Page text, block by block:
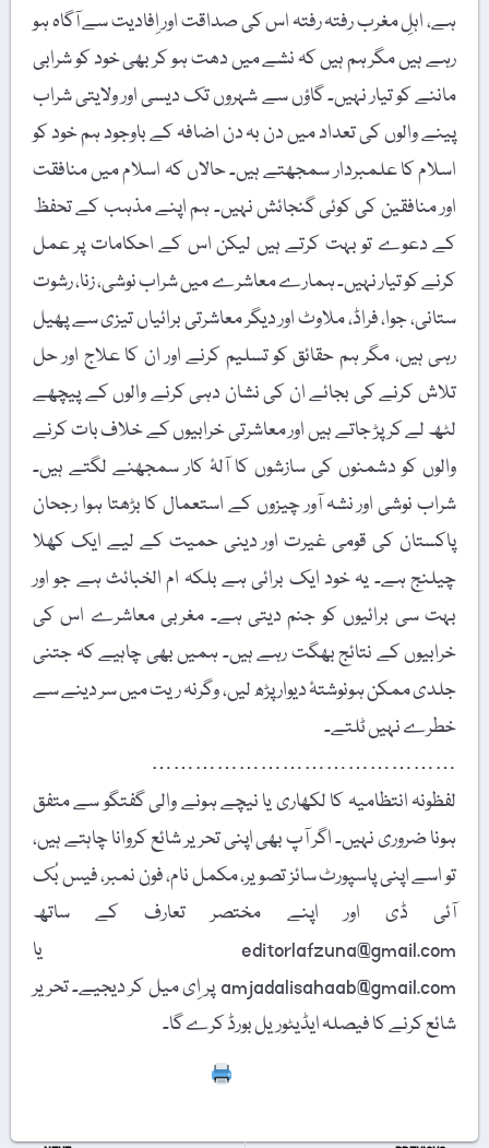
ہے، اہلِ مغرب رفتہ رفتہ اس کی صداقت اور اِفادیت سے آگاہ ہو
رہے ہیں مگر ہم ہیں کہ نشے میں دھت ہو کر بھی خود کو شرابی
ماننے کو تیار نہیں۔ گاؤں سے شہروں تک دیسی اور ولایتی شراب
پینے والوں کی تعداد میں دن بہ دن اضافہ کے باوجود ہم خود کو
اسلام کا علمبردار سمجھتے ہیں۔ حالاں کہ اسلام میں منافقت
اور منافقین کی کوئی گنجائش نہیں۔ ہم اپنے مذہب کے تحفظ
کے دعوے تو بہت کرتے ہیں لیکن اس کے احکامات پر عمل
کرنے کو تیار نہیں۔ ہمارے معاشرے میں شراب نوشی، زنا، رشوت
ستانی، جوا، فراڈ، ملاوٹ اور دیگر معاشرتی برائیاں تیزی سے پھیل
رہی ہیں، مگر ہم حقائق کو تسلیم کرنے اور ان کا علاج اور حل
تلاش کرنے کی بجائے ان کی نشان دہی کرنے والوں کے پیچھے
لٹھ لے کر پڑ جاتے ہیں اور معاشرتی خرابیوں کے خلاف بات کرنے
والوں کو دشمنوں کی سازشوں کا آلۂ کار سمجھنے لگتے ہیں۔
شراب نوشی اور نشہ آور چیزوں کے استعمال کا بڑھتا ہوا رجحان
پاکستان کی قومی غیرت اور دینی حمیت کے لیے ایک کھلا
چیلنج ہے۔ یہ خود ایک برائی ہے بلکہ ام الخبائث ہے جو اور
بہت سی برائیوں کو جنم دیتی ہے۔ مغربی معاشرے اس کی
خرابیوں کے نتائج بھگت رہے ہیں۔ ہمیں بھی چاہیے کہ جتنی
جلدی ممکن ہونوشتۂ دیوار پڑھ لیں، وگرنہ ریت میں سر دینے سے
خطرے نہیں ٹلتے۔
……………………………………
لفظونہ انتظامیہ کا لکھاری یا نیچے ہونے والی گفتگو سے متفق
ہونا ضروری نہیں۔ اگر آپ بھی اپنی تحریر شائع کروانا چاہتے ہیں،
تو اسے اپنی پاسپورٹ سائز تصویر، مکمل نام، فون نمبر، فیس بُک
آئی ڈی اور اپنے مختصر تعارف کے ساتھ
editorlafzuna@gmail.com یا
amjadalisahaab@gmail.com پر اِی میل کر دیجیے۔ تحریر
شائع کرنے کا فیصلہ ایڈیٹوریل بورڈ کرے گا۔